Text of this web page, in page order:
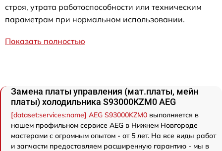
строя, утрата работоспособности или техническим
параметрам при нормальном использовании.
Показать полностью
Замена платы управления (мат.платы, мейн
платы) холодильника S93000KZM0 AEG
[dataset:services:name] AEG S93000KZM0 выполняется в
нашем профильном сервисе AEG в Нижнем Новгороде
мастерами с огромным опытом - от 5 лет. На все виды работ
и запчасти предоставляем расширенную гарантию - мы в